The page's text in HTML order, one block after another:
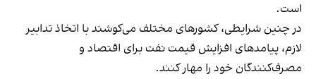
است.
در چنین شرایطی، کشورهای مختلف می‌کوشند با اتخاذ تدابیر
لازم، پیامدهای افزایش قیمت نفت برای اقتصاد و
مصرف‌کنندگان خود را مهار کنند.